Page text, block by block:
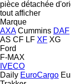
pièce détachée
tout afficher
Marque
AXA Cummins DAF
AS CF LF XF XG
Ford
F-MAX
IVECO
Daily EuroCargo